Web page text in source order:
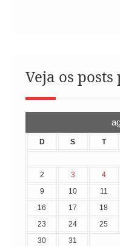
Veja os posts
D S T
2
3 4
9
10 11
16
17 18
23
24 25
30
31